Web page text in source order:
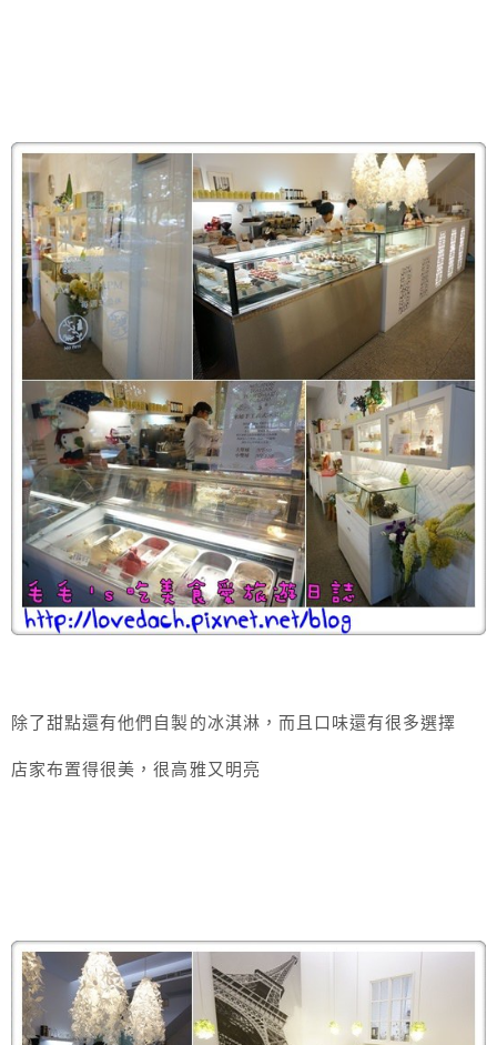
除了甜點還有他們自製的冰淇淋，而且口味還有很多選擇
店家布置得很美，很高雅又明亮